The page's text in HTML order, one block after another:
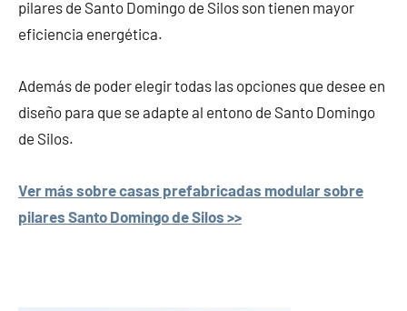
pilares de Santo Domingo de Silos son tienen mayor
eficiencia energética.
Además de poder elegir todas las opciones que desee en
diseño para que se adapte al entono de Santo Domingo
de Silos.
Ver más sobre casas prefabricadas modular sobre
pilares Santo Domingo de Silos >>